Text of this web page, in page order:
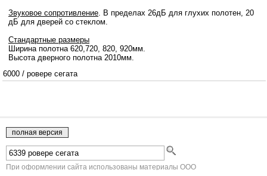
Звуковое сопротивление. В пределах 26дБ для глухих полотен, 20
дБ для дверей со стеклом.
Стандартные размеры
Ширина полотна 620,720, 820, 920мм.
Высота дверного полотна 2010мм.
6000 / ровере сегата
При оформлении сайта использованы материалы ООО